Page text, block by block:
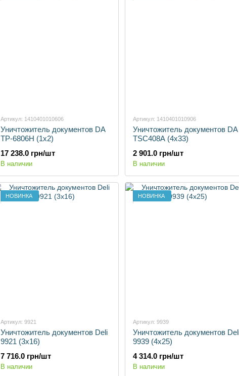
Артикул: 1410401010606
Уничтожитель документов DA
TP-6806H (1х2)
17 238.0 грн/шт
В наличии
Артикул: 1410401010906
Уничтожитель документов DA
TSC408A (4х33)
2 901.0 грн/шт
В наличии
НОВИНКА
Артикул: 9921
Уничтожитель документов Deli
9921 (3х16)
7 716.0 грн/шт
В наличии
НОВИНКА
Артикул: 9939
Уничтожитель документов
9939 (4х25)
4 314.0 грн/шт
В наличии